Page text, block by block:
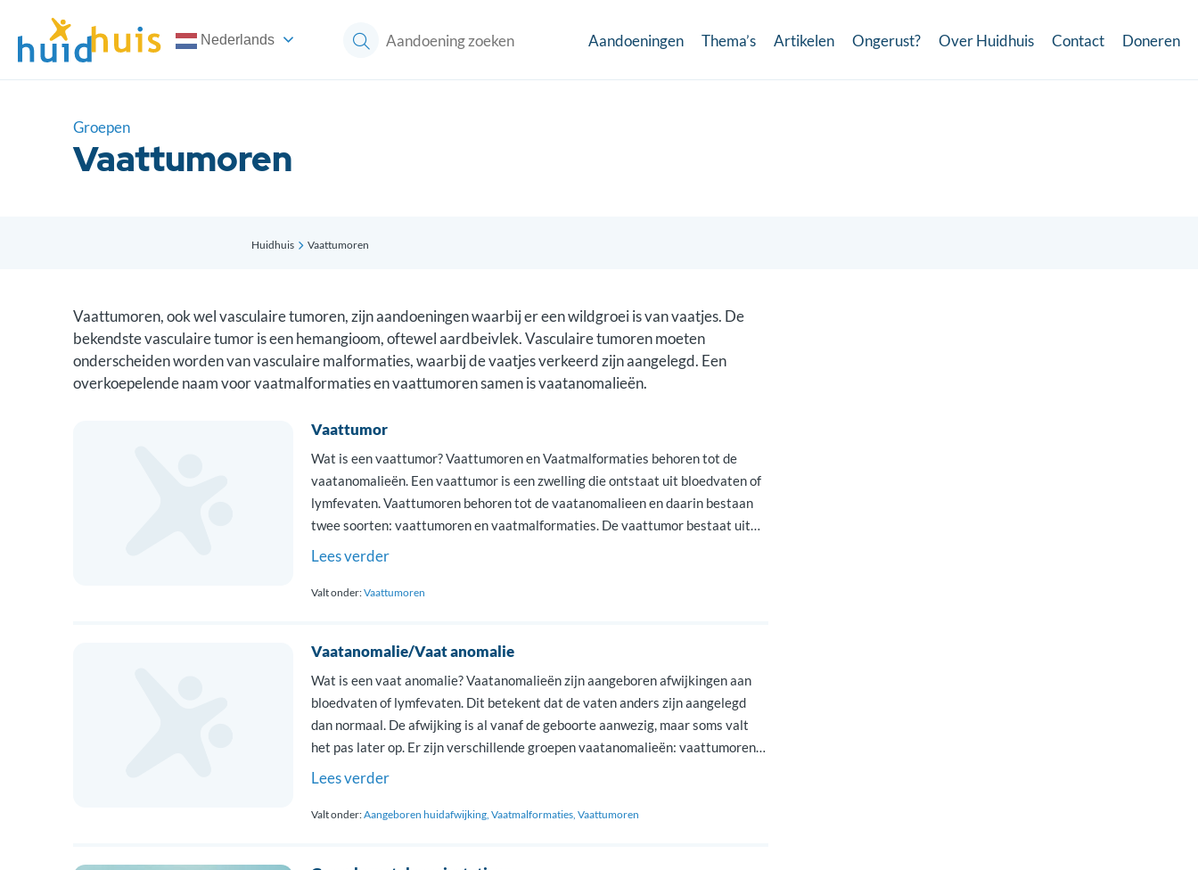
Nederlands Aandoeningen Thema’s Artikelen Ongerust? Over Huidhuis Contact Doneren
Groepen
Vaattumoren
Vaattumoren, ook wel vasculaire tumoren, zijn aandoeningen waarbij er een wildgroei is van vaatjes. De
bekendste vasculaire tumor is een hemangioom, oftewel aardbeivlek. Vasculaire tumoren moeten
onderscheiden worden van vasculaire malformaties, waarbij de vaatjes verkeerd zijn aangelegd. Een
overkoepelende naam voor vaatmalformaties en vaattumoren samen is vaatanomalieën.
Vaattumor
Wat is een vaattumor? Vaattumoren en Vaatmalformaties behoren tot de
vaatanomalieën. Een vaattumor is een zwelling die ontstaat uit bloedvaten of
lymfevaten. Vaattumoren behoren tot de vaatanomalieen en daarin bestaan
twee soorten: vaattumoren en vaatmalformaties. De vaattumor bestaat uit
een groepje vaatjes die sneller groeien dan normaal. Ze komen vooral voor bij
Lees verder
Valt onder:Vaattumoren
Vaatanomalie/Vaat anomalie
Wat is een vaat anomalie? Vaatanomalieën zijn aangeboren afwijkingen aan
bloedvaten of lymfevaten. Dit betekent dat de vaten anders zijn aangelegd
dan normaal. De afwijking is al vanaf de geboorte aanwezig, maar soms valt
het pas later op. Er zijn verschillende groepen vaatanomalieën: vaattumoren
en vaatmalformaties. Ze kunnen in de huid zitten, maar ook dieper […]
Lees verder
Valt onder:Aangeboren huidafwijking Vaatmalformaties Vaattumoren
Huidhuis Vaattumoren